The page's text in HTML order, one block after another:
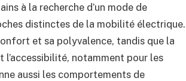
à la recherche d’un mode de
distinctes de la mobilité électrique.
et sa polyvalence, tandis que la
l’accessibilité, notamment pour les
aussi les comportements de